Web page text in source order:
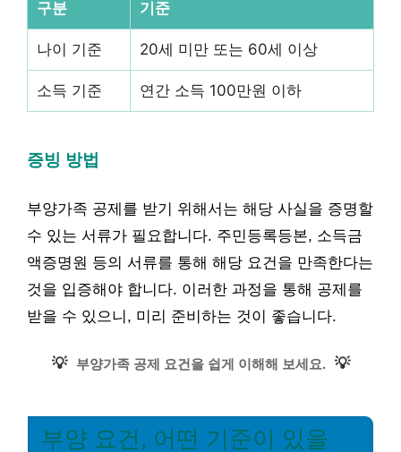
구분 기준
나이 기준 20세 미만 또는 60세 이상
소득 기준 연간 소득 100만원 이하
증빙 방법
부양가족 공제를 받기 위해서는 해당 사실을 증명할
수 있는 서류가 필요합니다. 주민등록등본, 소득금
액증명원 등의 서류를 통해 해당 요건을 만족한다는
것을 입증해야 합니다. 이러한 과정을 통해 공제를
받을 수 있으니, 미리 준비하는 것이 좋습니다.
💡 부양가족 공제 요건을 쉽게 이해해 보세요. 💡
부양 요건, 어떤 기준이 있을